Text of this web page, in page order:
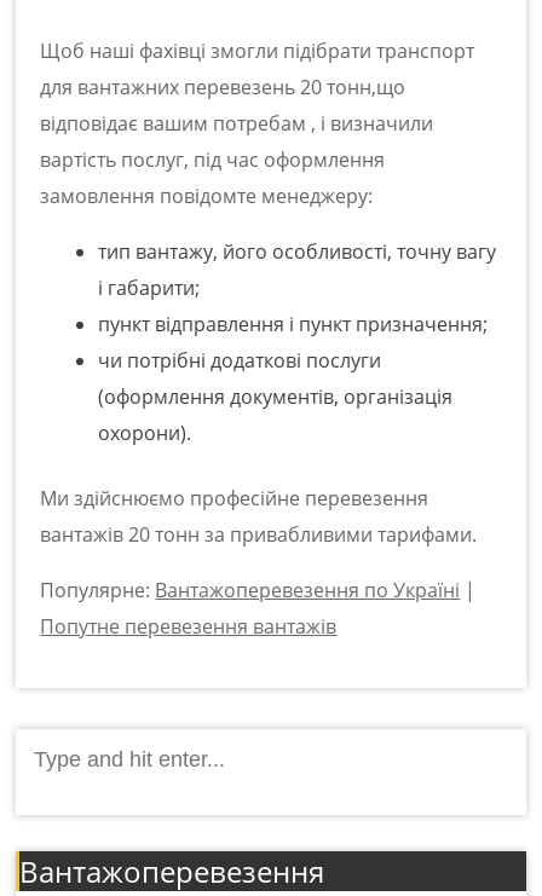
Щоб наші фахівці змогли підібрати транспорт
для вантажних перевезень 20 тонн,що
відповідає вашим потребам , і визначили
вартість послуг, під час оформлення
замовлення повідомте менеджеру:
тип вантажу, його особливості, точну вагу
і габарити;
пункт відправлення і пункт призначення;
чи потрібні додаткові послуги
(оформлення документів, організація
охорони).
Ми здійснюємо професійне перевезення
вантажів 20 тонн за привабливими тарифами.
Популярне: Вантажоперевезення по Україні |
Попутне перевезення вантажів
for:
Вантажоперевезення